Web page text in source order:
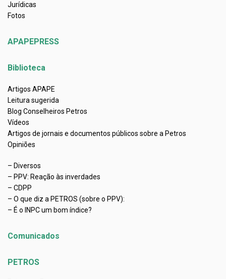
Jurídicas
Fotos
APAPEPRESS
Biblioteca
Artigos APAPE
Leitura sugerida
Blog Conselheiros Petros
Vídeos
Artigos de jornais e documentos públicos sobre a Petros
Opiniões
– Diversos
– PPV: Reação às inverdades
– CDPP
– O que diz a PETROS (sobre o PPV):
– É o INPC um bom índice?
Comunicados
PETROS